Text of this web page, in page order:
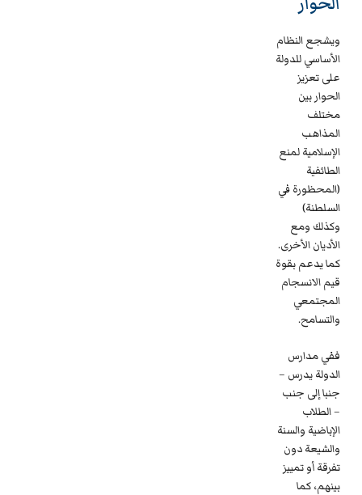
ويشجع النظام
الأساسي للدولة
على تعزيز
الحوار بين
مختلف
المذاهب
الإسلامية لمنع
الطائفية
(المحظورة في
السلطنة)
وكذلك ومع
الأديان الأخرى.
كما يدعم بقوة
قيم الانسجام
المجتمعي
والتسامح.
ففي مدارس
الدولة يدرس –
جنبا إلى جنب
– الطلاب
الإباضية والسنة
والشيعة دون
تفرقة أو تمييز
بينهم، كما